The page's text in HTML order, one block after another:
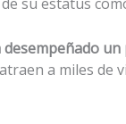
a miles